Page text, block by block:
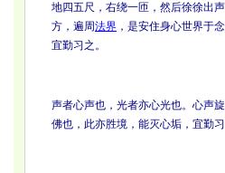
地四五尺，右绕一匝，然后徐徐出
方，遍周法界 ，是安住身心世界于
宜勤习之。
声者心声也，光者亦心光也。心声
佛也，此亦胜境，能灭心垢，宜勤习